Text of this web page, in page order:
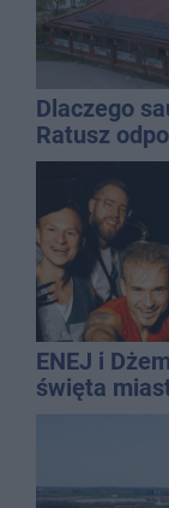
Dlaczego
Ratusz
ENEJ i
święta